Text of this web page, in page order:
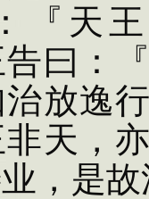
『天
曰：
放逸
天，
，是故